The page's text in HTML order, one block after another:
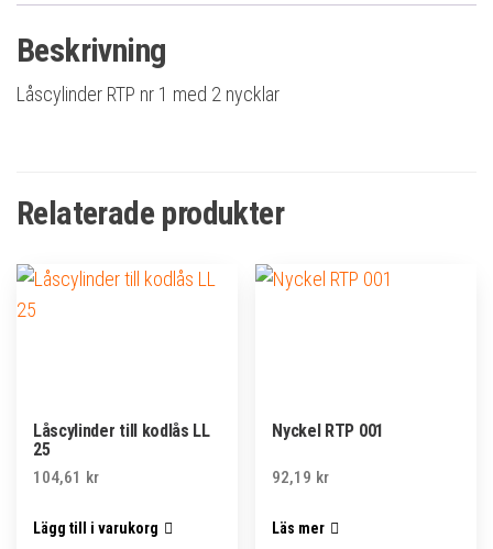
Beskrivning
Låscylinder RTP nr 1 med 2 nycklar
Relaterade produkter
Låscylinder till kodlås LL
25
104,61 kr
Lägg till i varukorg
Nyckel RTP 001
92,19 kr
Läs mer